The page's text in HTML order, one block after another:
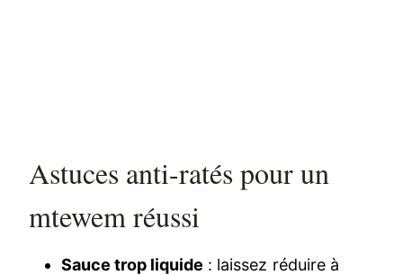
Astuces anti-ratés pour un
mtewem réussi
Sauce trop liquide : laissez réduire à